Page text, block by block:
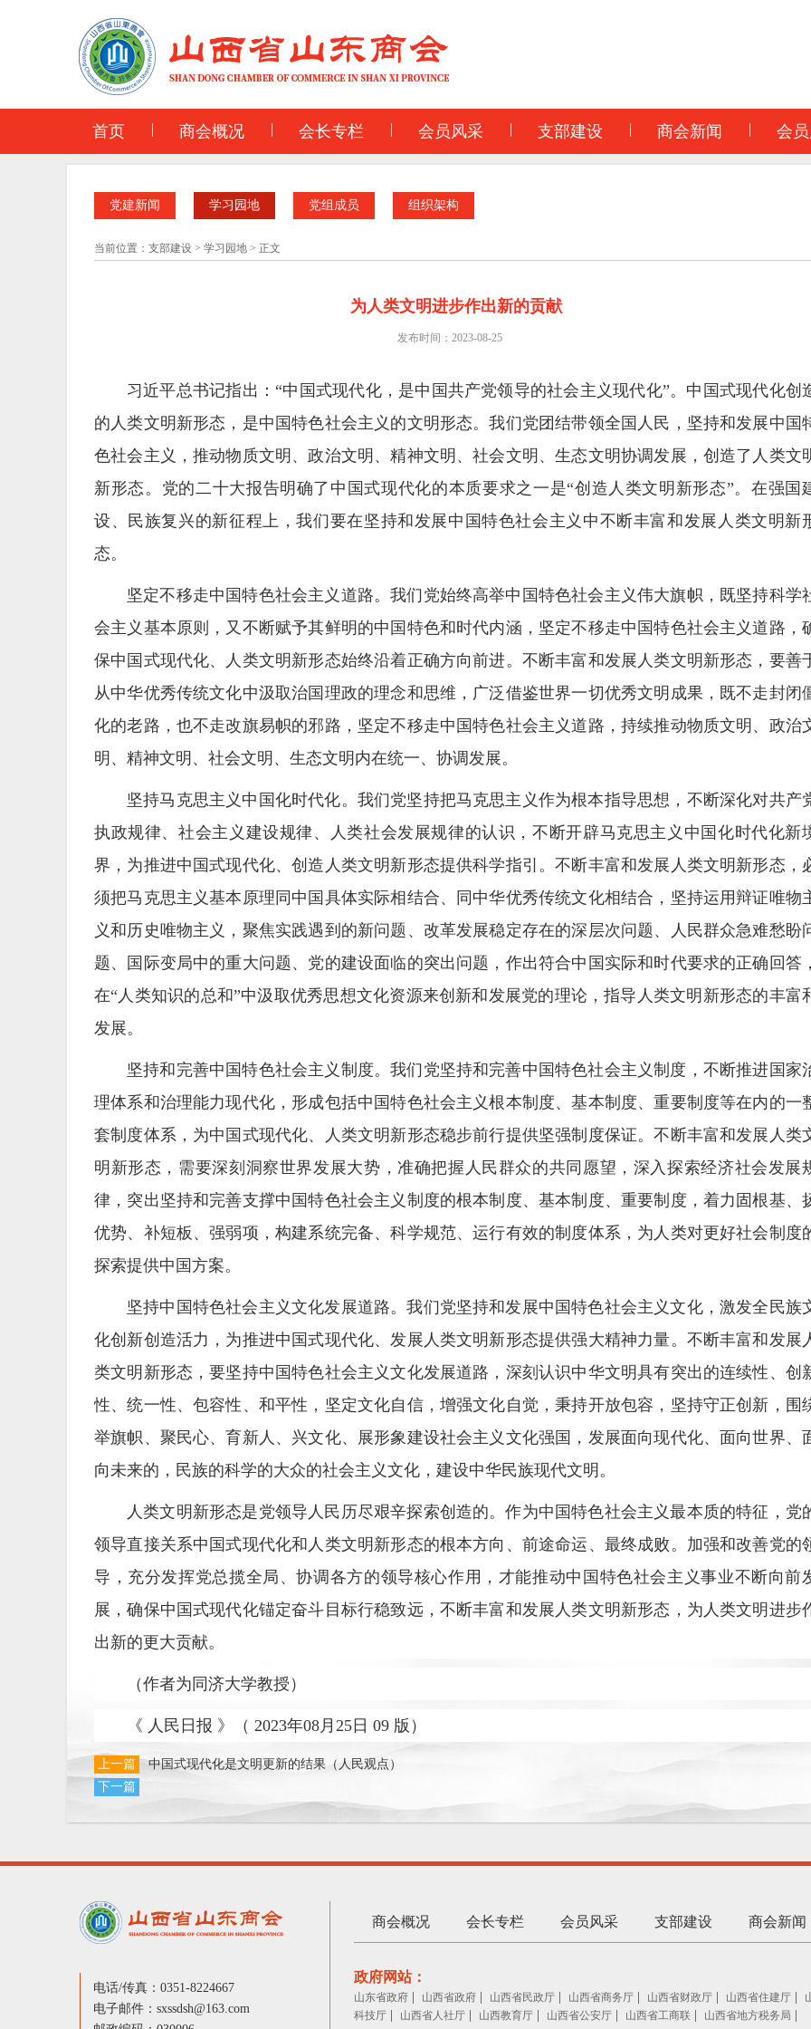
首页 商会概况 会长专栏 会员风采 支部建设 商会新闻 会
党建新闻 学习园地 党组成员 组织架构
当前位置： 支部建设 > 学习园地 > 正文
为人类文明进步作出新的贡献
发布时间：2023-08-25
习近平总书记指出：“中国式现代化，是中国共产党领导的社会主义现代化”。中国式现代化创
的人类文明新形态，是中国特色社会主义的文明形态。我们党团结带领全国人民，坚持和发展中国
色社会主义，推动物质文明、政治文明、精神文明、社会文明、生态文明协调发展，创造了人类文
新形态。党的二十大报告明确了中国式现代化的本质要求之一是“创造人类文明新形态”。在强国
设、民族复兴的新征程上，我们要在坚持和发展中国特色社会主义中不断丰富和发展人类文明新
态。
坚定不移走中国特色社会主义道路。我们党始终高举中国特色社会主义伟大旗帜，既坚持科学
会主义基本原则，又不断赋予其鲜明的中国特色和时代内涵，坚定不移走中国特色社会主义道路，
保中国式现代化、人类文明新形态始终沿着正确方向前进。不断丰富和发展人类文明新形态，要善
从中华优秀传统文化中汲取治国理政的理念和思维，广泛借鉴世界一切优秀文明成果，既不走封闭
化的老路，也不走改旗易帜的邪路，坚定不移走中国特色社会主义道路，持续推动物质文明、政治
明、精神文明、社会文明、生态文明内在统一、协调发展。
坚持马克思主义中国化时代化。我们党坚持把马克思主义作为根本指导思想，不断深化对共产
执政规律、社会主义建设规律、人类社会发展规律的认识，不断开辟马克思主义中国化时代化新
界，为推进中国式现代化、创造人类文明新形态提供科学指引。不断丰富和发展人类文明新形态，
须把马克思主义基本原理同中国具体实际相结合、同中华优秀传统文化相结合，坚持运用辩证唯物
义和历史唯物主义，聚焦实践遇到的新问题、改革发展稳定存在的深层次问题、人民群众急难愁盼
题、国际变局中的重大问题、党的建设面临的突出问题，作出符合中国实际和时代要求的正确回答，
在“人类知识的总和”中汲取优秀思想文化资源来创新和发展党的理论，指导人类文明新形态的丰富
发展。
坚持和完善中国特色社会主义制度。我们党坚持和完善中国特色社会主义制度，不断推进国家
理体系和治理能力现代化，形成包括中国特色社会主义根本制度、基本制度、重要制度等在内的一
套制度体系，为中国式现代化、人类文明新形态稳步前行提供坚强制度保证。不断丰富和发展人类
明新形态，需要深刻洞察世界发展大势，准确把握人民群众的共同愿望，深入探索经济社会发展
律，突出坚持和完善支撑中国特色社会主义制度的根本制度、基本制度、重要制度，着力固根基、
优势、补短板、强弱项，构建系统完备、科学规范、运行有效的制度体系，为人类对更好社会制度
探索提供中国方案。
坚持中国特色社会主义文化发展道路。我们党坚持和发展中国特色社会主义文化，激发全民族
化创新创造活力，为推进中国式现代化、发展人类文明新形态提供强大精神力量。不断丰富和发展
类文明新形态，要坚持中国特色社会主义文化发展道路，深刻认识中华文明具有突出的连续性、创
性、统一性、包容性、和平性，坚定文化自信，增强文化自觉，秉持开放包容，坚持守正创新，围
举旗帜、聚民心、育新人、兴文化、展形象建设社会主义文化强国，发展面向现代化、面向世界、
向未来的，民族的科学的大众的社会主义文化，建设中华民族现代文明。
人类文明新形态是党领导人民历尽艰辛探索创造的。作为中国特色社会主义最本质的特征，党
领导直接关系中国式现代化和人类文明新形态的根本方向、前途命运、最终成败。加强和改善党的
导，充分发挥党总揽全局、协调各方的领导核心作用，才能推动中国特色社会主义事业不断向前
展，确保中国式现代化锚定奋斗目标行稳致远，不断丰富和发展人类文明新形态，为人类文明进步
出新的更大贡献。
（作者为同济大学教授）
《 人民日报 》（ 2023年08月25日 09 版）
上一篇
中国式现代化是文明更新的结果（人民观点）
下一篇
电话/传真：0351-8224667
电子邮件：sxssdsh@163.com
商会概况 会长专栏 会员风采 支部建设 商会新闻
政府网站：
山东省政府 山西省政府 山西省民政厅 山西省商务厅 山西省财政厅 山西省住建厅
科技厅
山西省人社厅 山西教育厅 山西省公安厅 山西省工商联 山西省地方税务局